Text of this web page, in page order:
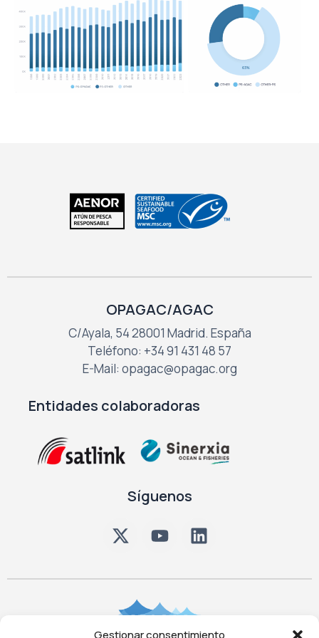
Gestionar consentimiento
OPAGAC/AGAC
C/Ayala, 54 28001 Madrid. España
Teléfono: +34 91 431 48 57
E-Mail: opagac@opagac.org
Entidades colaboradoras
Síguenos